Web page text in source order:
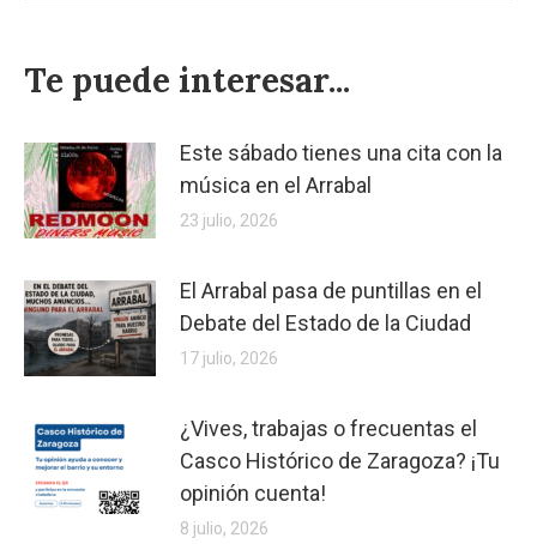
Te puede interesar...
Este sábado tienes una cita con la
música en el Arrabal
23 julio, 2026
El Arrabal pasa de puntillas en el
Debate del Estado de la Ciudad
17 julio, 2026
¿Vives, trabajas o frecuentas el
Casco Histórico de Zaragoza? ¡Tu
opinión cuenta!
8 julio, 2026